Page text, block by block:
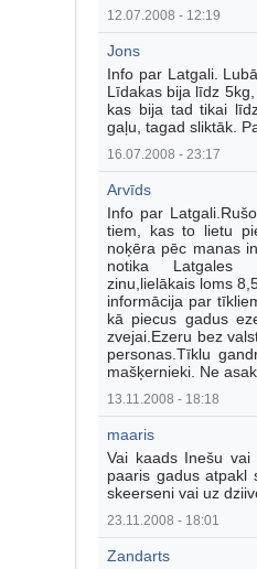
12.07.2008 - 12:19
Jons
Info par Latgali.
Līdakas bija līdz
kas bija tad tikai
gaļu, tagad sliktāk.
16.07.2008 - 23:17
Arvīds
Info par
tiem, kas to lietu
noķēra pēc manas
notika Latgales
zinu,lielākais loms
informācija par
kā piecus gadus
zvejai.Ezeru bez
personas.Tīklu
mašķernieki. Ne
13.11.2008 - 18:18
maaris
Vai kaads Inešu
paaris gadus atpakl
skeerseni vai uz
23.11.2008 - 18:01
Zandarts